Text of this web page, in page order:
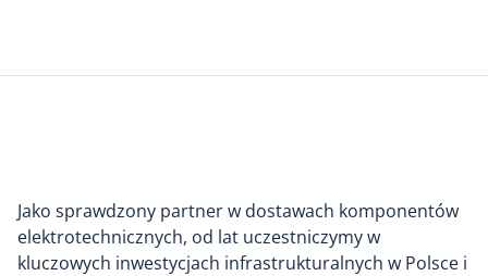
Jako sprawdzony partner w dostawach komponentów
elektrotechnicznych, od lat uczestniczymy w
kluczowych inwestycjach infrastrukturalnych w Polsce i